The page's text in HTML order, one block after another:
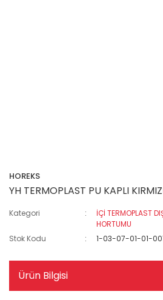
HOREKS
YH TERMOPLAST PU KAPLI
Kategori
İÇİ TERMOPLAST
HORTUMU
Stok Kodu
1-03-07-01-01-
Ürün Bilgisi